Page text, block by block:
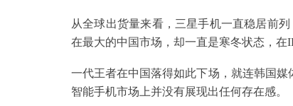
从全球出货量来看，三星手机一直稳居前
在最大的中国市场，却一直是寒冬状态，在
一代王者在中国落得如此下场，就连韩国
智能手机市场上并没有展现出任何存在感。